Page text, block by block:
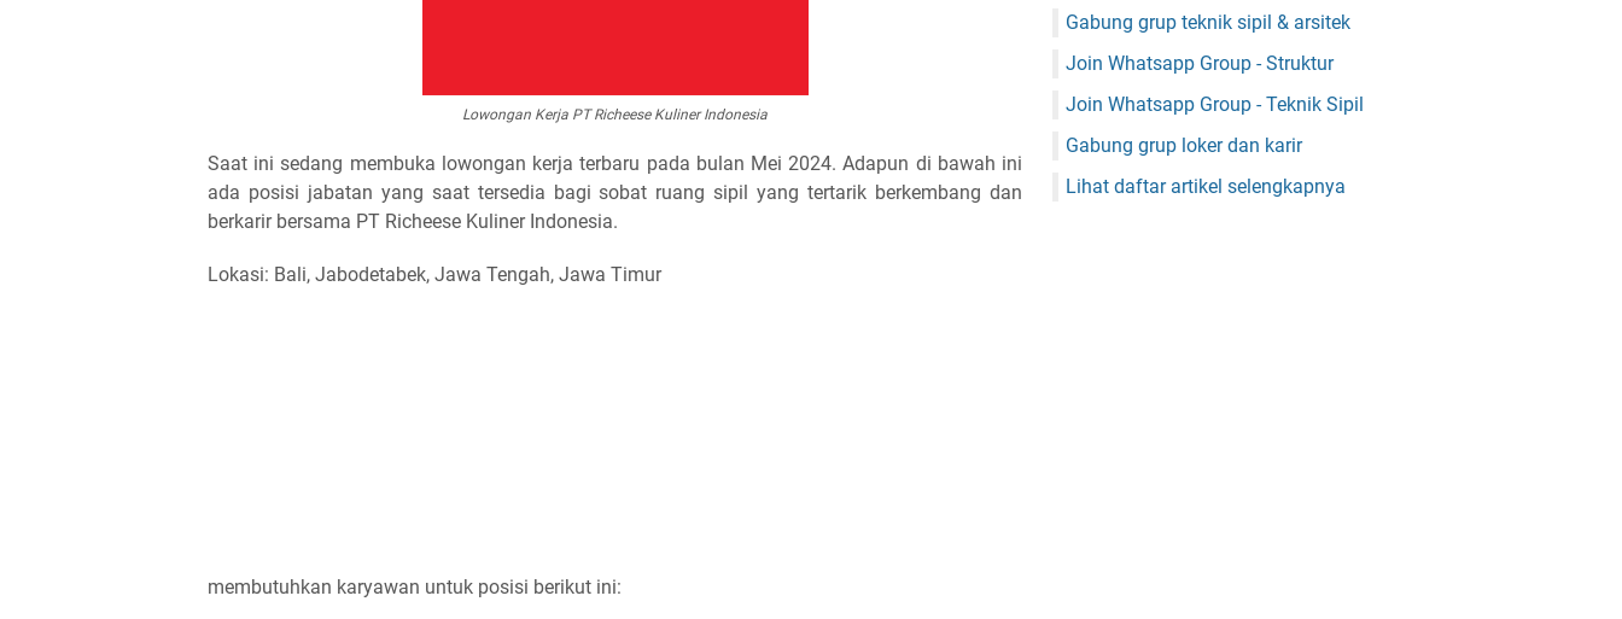
Lowongan Kerja PT Richeese Kuliner Indonesia
Saat ini sedang membuka lowongan kerja terbaru pada bulan Mei 2024. Adapun di bawah ini
ada posisi jabatan yang saat tersedia bagi sobat ruang sipil yang tertarik berkembang dan
berkarir bersama PT Richeese Kuliner Indonesia.
Lokasi: Bali, Jabodetabek, Jawa Tengah, Jawa Timur
membutuhkan karyawan untuk posisi berikut ini:
Gabung grup teknik sipil & arsitek
Join Whatsapp Group - Struktur
Join Whatsapp Group - Teknik Sipil
Gabung grup loker dan karir
Lihat daftar artikel selengkapnya